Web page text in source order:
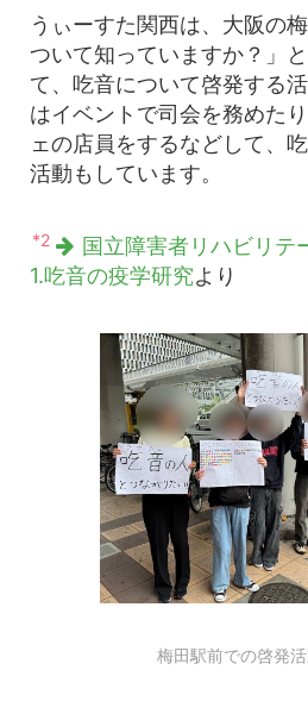
うぃーすた関西は、大阪の
ついて知っていますか？」
て、吃音について啓発する
はイベントで司会を務めた
ェの店員をするなどして、
活動もしています。
*2
国立障害者リハビリテ
1.吃音の疫学研究より
梅田駅前での啓発